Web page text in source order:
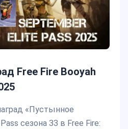
Free Fire Booyah
«Пустынное
сезона 33 в Free Fire: